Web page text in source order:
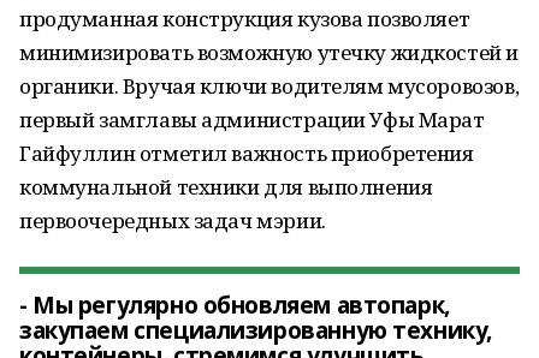
продуманная конструкция кузова позволяет
минимизировать возможную утечку жидкостей и
органики. Вручая ключи водителям мусоровозов,
первый замглавы администрации Уфы Марат
Гайфуллин отметил важность приобретения
коммунальной техники для выполнения
первоочередных задач мэрии.
- Мы регулярно обновляем автопарк,
закупаем специализированную технику,